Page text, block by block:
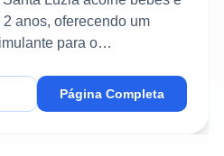
anos, oferecendo um
para o
Página Completa